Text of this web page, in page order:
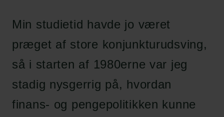
Min studietid havde jo været
præget af store konjunkturudsving,
så i starten af 1980erne var jeg
stadig nysgerrig på, hvordan
finans- og pengepolitikken kunne